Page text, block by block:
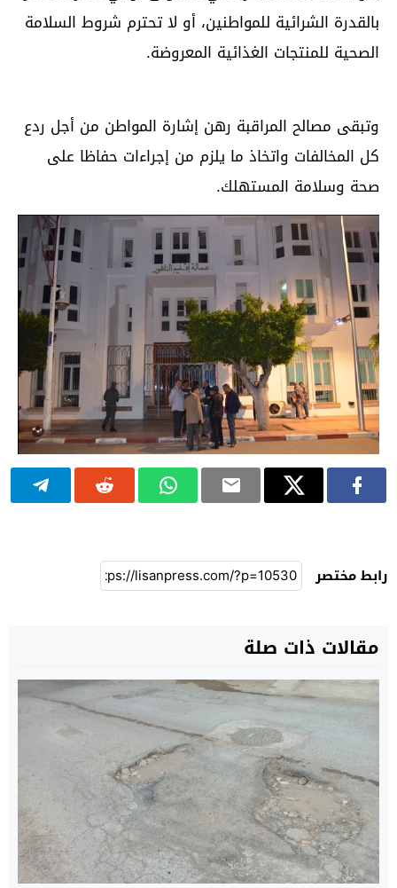
بالقدرة الشرائية للمواطنين، أو لا تحترم شروط السلامة
الصحية للمنتجات الغذائية المعروضة.
وتبقى مصالح المراقبة رهن إشارة المواطن من أجل ردع
كل المخالفات واتخاذ ما يلزم من إجراءات حفاظا على
صحة وسلامة المستهلك.
رابط مختصر
مقالات ذات صلة